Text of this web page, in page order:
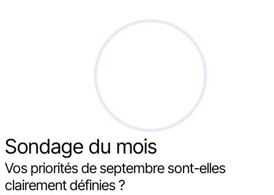
Sondage du mois
Vos priorités de septembre sont-elles
clairement définies ?